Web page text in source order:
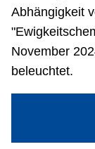
Abhängigkeit
November
beleuchtet.